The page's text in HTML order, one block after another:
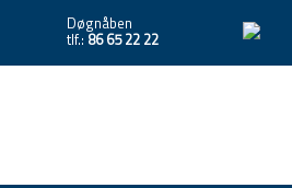
Døgnåben
tlf.:86 65 22 22